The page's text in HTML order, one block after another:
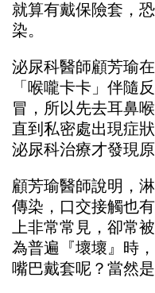
就算有戴保險套，
染。
泌尿科醫師顧芳瑜
「喉嚨卡卡」伴隨
冒，所以先去耳鼻
直到私密處出現症
泌尿科治療才發現原
顧芳瑜醫師說明，
傳染，口交接觸也
上非常常見，卻常
為普遍『壞壞』時
嘴巴戴套呢？當然